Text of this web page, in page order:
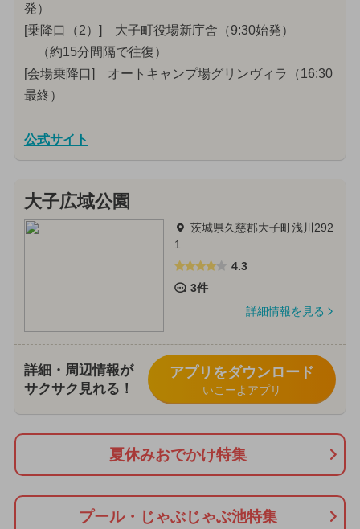
発）
[乗降口（2）] 大子町役場新庁舎（9:30始発）
（約15分間隔で往復）
[会場乗降口] オートキャンプ場グリンヴィラ（16:30
最終）
公式サイト
大子広域公園
茨城県久慈郡大子町浅川292
1
4.3
3件
詳細情報を見る
詳細・周辺情報が
サクサク見れる！
アプリをダウンロード
いこーよアプリ
夏休みおでかけ特集
プール・じゃぶじゃぶ池特集